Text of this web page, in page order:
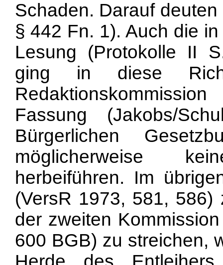
Schaden. Darauf
§ 442 Fn. 1). Auch die
Lesung (Protokolle II
ging in diese
Fassung (Jakobs/
Bürgerlichen
möglicherweise
herbeiführen. Im
(VersR 1973, 581, 586)
der zweiten
600 BGB) zu streichen,